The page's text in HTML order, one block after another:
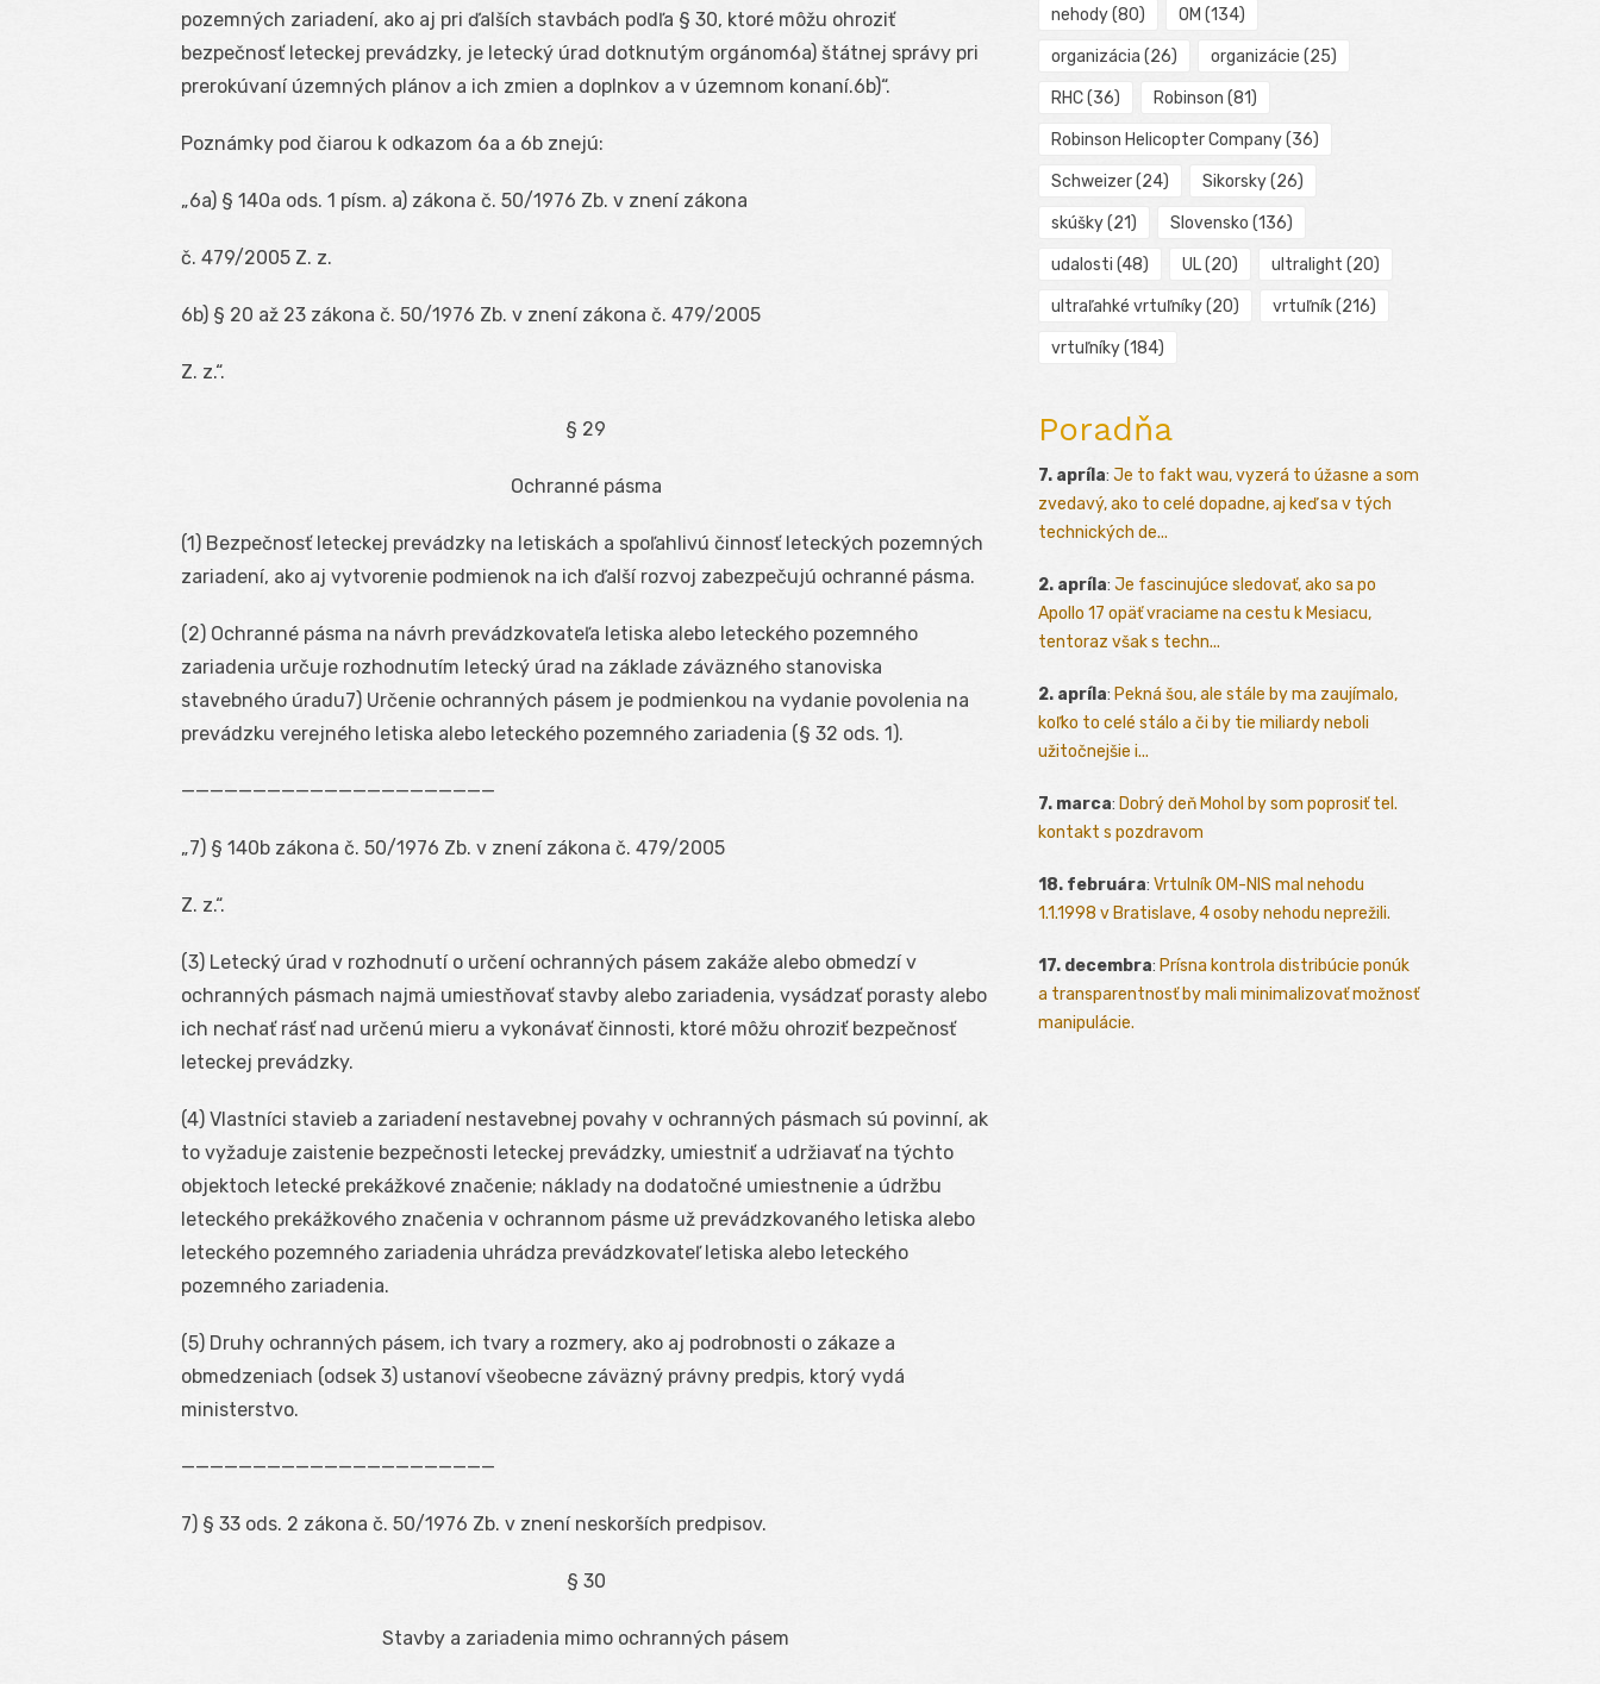
pozemných zariadení, ako aj pri ďalších stavbách podľa § 30, ktoré môžu ohroziť
bezpečnosť leteckej prevádzky, je letecký úrad dotknutým orgánom6a) štátnej správy pri
prerokúvaní územných plánov a ich zmien a doplnkov a v územnom konaní.6b)“.
Poznámky pod čiarou k odkazom 6a a 6b znejú:
„6a) § 140a ods. 1 písm. a) zákona č. 50/1976 Zb. v znení zákona
č. 479/2005 Z. z.
6b) § 20 až 23 zákona č. 50/1976 Zb. v znení zákona č. 479/2005
Z. z.“.
§ 29
Ochranné pásma
(1) Bezpečnosť leteckej prevádzky na letiskách a spoľahlivú činnosť leteckých pozemných
zariadení, ako aj vytvorenie podmienok na ich ďalší rozvoj zabezpečujú ochranné pásma.
(2) Ochranné pásma na návrh prevádzkovateľa letiska alebo leteckého pozemného
zariadenia určuje rozhodnutím letecký úrad na základe záväzného stanoviska
stavebného úradu7) Určenie ochranných pásem je podmienkou na vydanie povolenia na
prevádzku verejného letiska alebo leteckého pozemného zariadenia (§ 32 ods. 1).
——————————————————————
„7) § 140b zákona č. 50/1976 Zb. v znení zákona č. 479/2005
Z. z.“.
(3) Letecký úrad v rozhodnutí o určení ochranných pásem zakáže alebo obmedzí v
ochranných pásmach najmä umiestňovať stavby alebo zariadenia, vysádzať porasty alebo
ich nechať rásť nad určenú mieru a vykonávať činnosti, ktoré môžu ohroziť bezpečnosť
leteckej prevádzky.
(4) Vlastníci stavieb a zariadení nestavebnej povahy v ochranných pásmach sú povinní, ak
to vyžaduje zaistenie bezpečnosti leteckej prevádzky, umiestniť a udržiavať na týchto
objektoch letecké prekážkové značenie; náklady na dodatočné umiestnenie a údržbu
leteckého prekážkového značenia v ochrannom pásme už prevádzkovaného letiska alebo
leteckého pozemného zariadenia uhrádza prevádzkovateľ letiska alebo leteckého
pozemného zariadenia.
(5) Druhy ochranných pásem, ich tvary a rozmery, ako aj podrobnosti o zákaze a
obmedzeniach (odsek 3) ustanoví všeobecne záväzný právny predpis, ktorý vydá
ministerstvo.
——————————————————————
7) § 33 ods. 2 zákona č. 50/1976 Zb. v znení neskorších predpisov.
§ 30
Stavby a zariadenia mimo ochranných pásem
nehody(80) OM (134)
organizácia (26) organizácie (25)
RHC(36) Robinson (81)
Robinson Helicopter Company(36)
Schweizer(24) Sikorsky(26)
skúšky(21) Slovensko (136)
udalosti (48) UL(20) ultralight (20)
ultraľahké vrtuľníky(20) vrtuľník(216)
vrtuľníky(184)
Poradňa
7. apríla: Je to fakt wau, vyzerá to úžasne a som
zvedavý, ako to celé dopadne, aj keď sa v tých
technických de...
2. apríla: Je fascinujúce sledovať, ako sa po
Apollo 17 opäť vraciame na cestu k Mesiacu,
tentoraz však s techn...
2. apríla: Pekná šou, ale stále by ma zaujímalo,
koľko to celé stálo a či by tie miliardy neboli
užitočnejšie i...
7. marca: Dobrý deň Mohol by som poprosiť tel.
kontakt s pozdravom
18. februára: Vrtulník OM-NIS mal nehodu
1.1.1998 v Bratislave, 4 osoby nehodu neprežili.
17. decembra: Prísna kontrola distribúcie ponúk
a transparentnosť by mali minimalizovať možnosť
manipulácie.